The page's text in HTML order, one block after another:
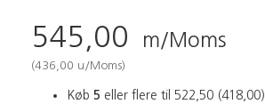
545,00 m/Moms
(436,00 u/Moms)
Køb 5 eller flere til 522,50 (418,00)